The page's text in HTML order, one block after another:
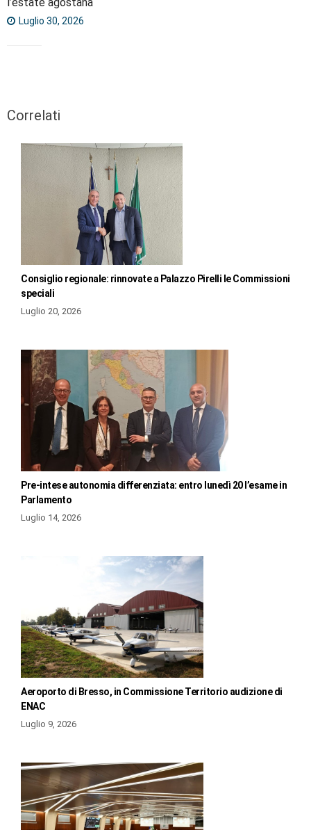
Luglio 30, 2026
Correlati
Consiglio regionale: rinnovate a Palazzo Pirelli le Commissioni
speciali
Luglio 20, 2026
Pre-intese autonomia differenziata: entro lunedì 20 l’esame in
Parlamento
Luglio 14, 2026
Aeroporto di Bresso, in Commissione Territorio audizione di
ENAC
Luglio 9, 2026